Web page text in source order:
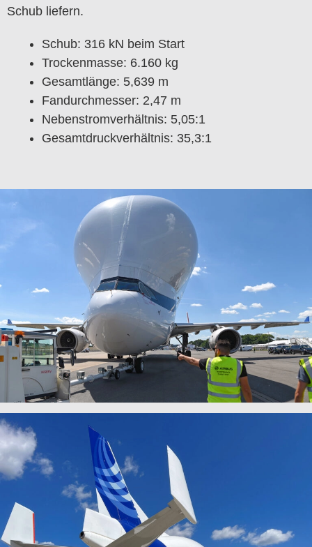
Schub liefern.
Schub: 316 kN beim Start
Trockenmasse: 6.160 kg
Gesamtlänge: 5,639 m
Fandurchmesser: 2,47 m
Nebenstromverhältnis: 5,05:1
Gesamtdruckverhältnis: 35,3:1